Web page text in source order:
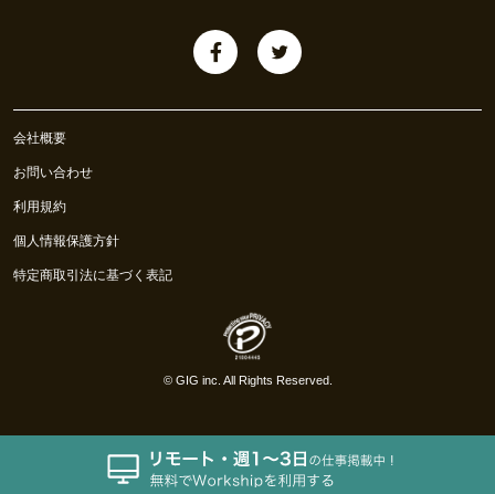
会社概要
お問い合わせ
利用規約
個人情報保護方針
特定商取引法に基づく表記
© GIG inc. All Rights Reserved.